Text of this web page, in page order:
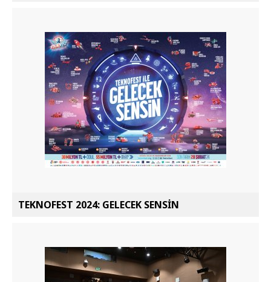
TEKNOFEST 2024: GELECEK SENSİN